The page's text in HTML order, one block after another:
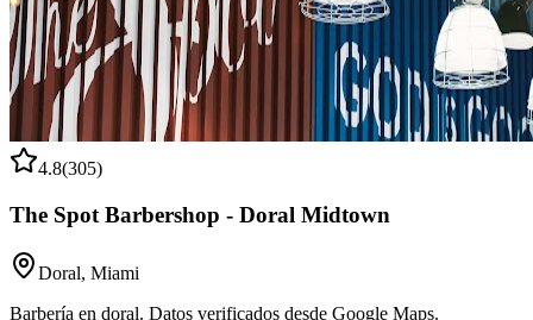
4.8(305)
The Spot Barbershop - Doral Midtown
Doral, Miami
Barbería en doral. Datos verificados desde Google Maps.